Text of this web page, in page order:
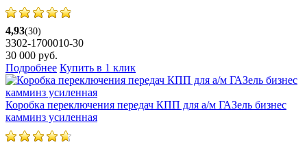
4,93(30)
3302-1700010-30
30 000 руб.
Подробнее Купить в 1 клик
Коробка переключения передач КПП для а/м ГАЗель бизнес
камминз усиленная